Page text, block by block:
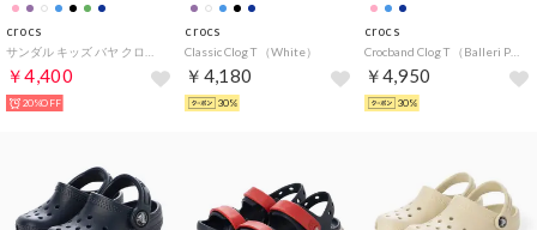
crocs
￥4,400
20%OFF
crocs
Classic Clog T （White）
￥4,180
30%
crocs
Crocband Clog T （Balleri Pk）
￥4,950
30%